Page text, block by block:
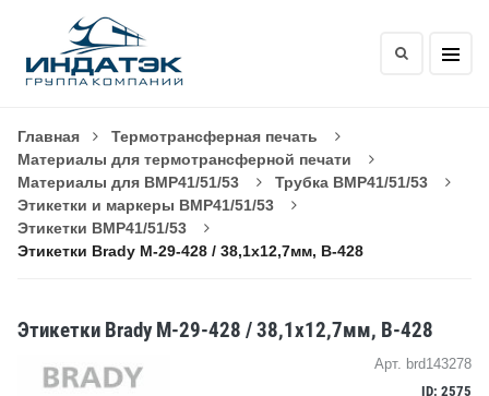
Главная
Термотрансферная печать
Материалы для термотрансферной печати
Материалы для BMP41/51/53
Трубка BMP41/51/53
Этикетки и маркеры BMP41/51/53
Этикетки BMP41/51/53
Этикетки Brady M-29-428 / 38,1x12,7мм, B-428
Этикетки Brady M-29-428 / 38,1x12,7мм, B-428
Арт. brd143278
ID: 2575